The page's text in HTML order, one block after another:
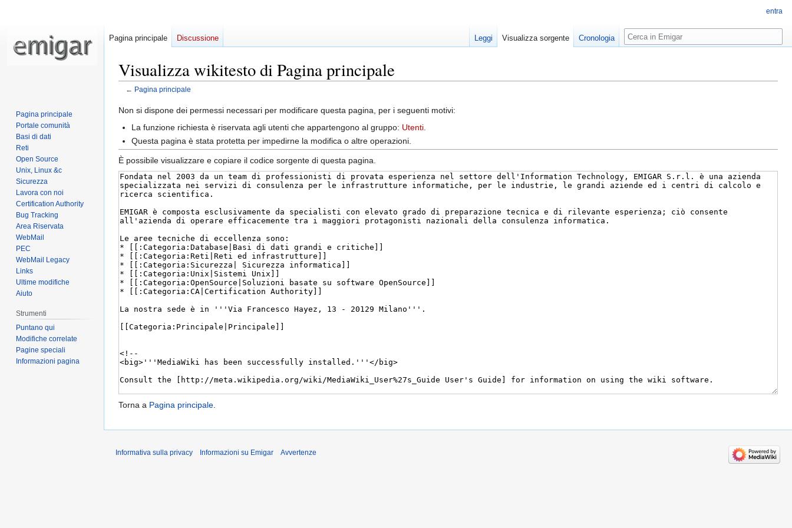
Visualizza wikitesto di Pagina principale
← Pagina principale
Jump
Jump
Non si dispone dei permessi necessari per modificare questa pagina, per i seguenti motivi:
La funzione richiesta è riservata agli utenti che appartengono al gruppo: Utenti
Questa pagina è stata protetta per impedirne la modifica o altre operazioni.
È possibile visualizzare e copiare il codice sorgente di questa pagina.
Torna a Pagina principale.
entra
Pagina principale Discussione Leggi Visualizza sorgente Cronologia Ricerca
Pagina principale
Portale comunità
Basi di dati
Reti
Open Source
Unix, Linux &c
Sicurezza
Lavora con noi
Certification Authority
Bug Tracking
Area Riservata
WebMail
PEC
WebMail Legacy
Links
Ultime modifiche
Aiuto
Strumenti
Puntano qui
Modifiche correlate
Pagine speciali
Informazioni pagina
Informativa sulla privacy Informazioni su Emigar Avvertenze